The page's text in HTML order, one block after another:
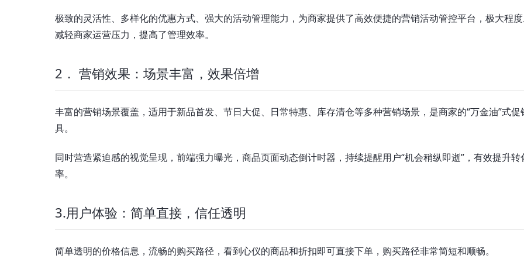
极致的灵活性、多样化的优惠方式、强大的活动管理能力，为商家提供了高效便捷的营销活动管控平台，极大程
减轻商家运营压力，提高了管理效率。
2． 营销效果：场景丰富，效果倍增
丰富的营销场景覆盖，适用于新品首发、节日大促、日常特惠、库存清仓等多种营销场景，是商家的“万金油”式促
具。
同时营造紧迫感的视觉呈现，前端强力曝光，商品页面动态倒计时器，持续提醒用户“机会稍纵即逝”，有效提升转
率。
3.用户体验：简单直接，信任透明
简单透明的价格信息，流畅的购买路径，看到心仪的商品和折扣即可直接下单，购买路径非常简短和顺畅。